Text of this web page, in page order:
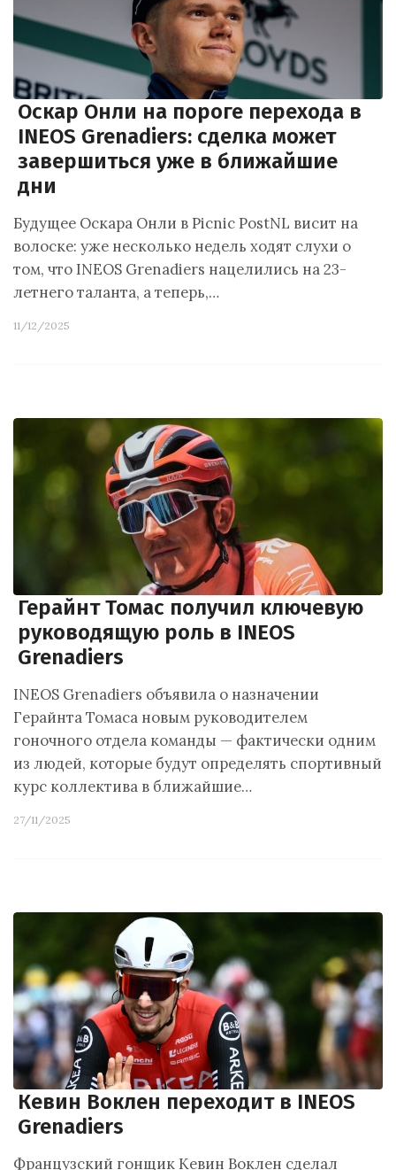
Оскар Онли на пороге перехода в
INEOS Grenadiers: сделка может
завершиться уже в ближайшие
дни
Будущее Оскара Онли в Picnic PostNL висит на
волоске: уже несколько недель ходят слухи о
том, что INEOS Grenadiers нацелились на 23-
летнего таланта, а теперь,…
11/12/2025
Герайнт Томас получил ключевую
руководящую роль в INEOS
Grenadiers
INEOS Grenadiers объявила о назначении
Герайнта Томаса новым руководителем
гоночного отдела команды — фактически одним
из людей, которые будут определять спортивный
курс коллектива в ближайшие…
27/11/2025
Кевин Воклен переходит в INEOS
Grenadiers
Французский гонщик Кевин Воклен сделал